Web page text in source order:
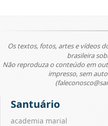
Os textos, fotos, artes e vídeos
brasileira
Não reproduza o conteúdo em
impresso, sem
Santuário
academia marial